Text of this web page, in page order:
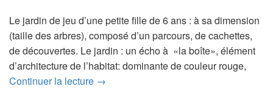
Le jardin de jeu d’une petite fille de 6 ans : à sa dimension
(taille des arbres), composé d’un parcours, de cachettes,
de découvertes. Le jardin : un écho à «la boîte», élément
d’architecture de l’habitat: dominante de couleur rouge,
Continuer la lecture Le jardin d’Esther et son poisson rouge
→